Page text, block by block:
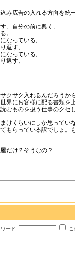
み広告の入れる方向を統
。自分の前に奥く。
。
なっている。
返す。
なっている。
返す。
クサク入れるんだろうか
界にお客様に配る書類を
むものを扱う仕事のクセし
けくらいにしか思ってい
もらっている訳でしょ。
だけ？そうなの？
ワード: